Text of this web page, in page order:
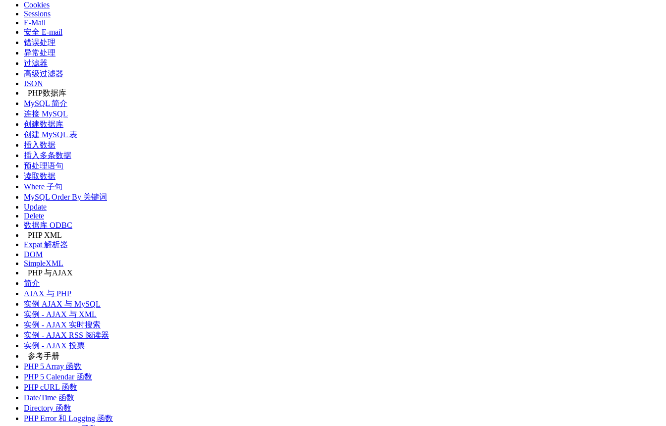
Cookies
Sessions
E-Mail
安全 E-mail
错误处理
异常处理
过滤器
高级过滤器
JSON
PHP数据库
MySQL 简介
连接 MySQL
创建数据库
创建 MySQL 表
插入数据
插入多条数据
预处理语句
读取数据
Where 子句
MySQL Order By 关键词
Update
Delete
数据库 ODBC
PHP XML
Expat 解析器
DOM
SimpleXML
PHP 与AJAX
简介
AJAX 与 PHP
实例 AJAX 与 MySQL
实例 - AJAX 与 XML
实例 - AJAX 实时搜索
实例 - AJAX RSS 阅读器
实例 - AJAX 投票
参考手册
PHP 5 Array 函数
PHP 5 Calendar 函数
PHP cURL 函数
Date/Time 函数
Directory 函数
PHP Error 和 Logging 函数